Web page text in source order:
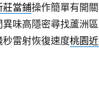
莊當鋪操作簡單有開
味高隱密尋找蘆洲
雷射恢復速度桃園